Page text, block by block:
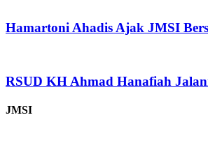
Hamartoni Ahadis Ajak JMSI
RSUD KH Ahmad Hanafiah
JMSI